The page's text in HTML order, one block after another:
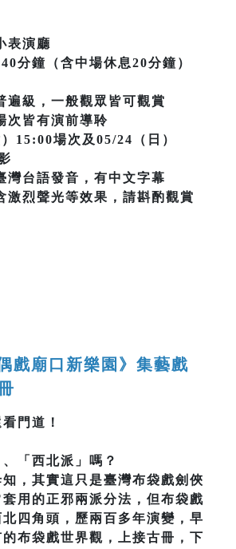
表演廳
分鐘（含中場休息20分鐘）
級，一般觀眾皆可觀賞
皆有演前導聆
15:00場次及05/24（日）
台語發音，有中文字幕
烈聲光等效果，請斟酌觀賞
偶戲廟口新樂園》集藝戲
門道！
「西北派」嗎？
，其實這只是臺灣布袋戲劍俠
用的正邪兩派分法，但布袋戲
四角頭，歷兩百多年演變，早
布袋戲世界觀，上接古冊，下